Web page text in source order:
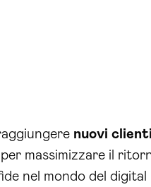
nuovi clienti
per massimizzare il
nel mondo del digital